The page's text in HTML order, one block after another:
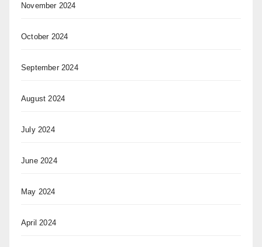
November 2024
October 2024
September 2024
August 2024
July 2024
June 2024
May 2024
April 2024